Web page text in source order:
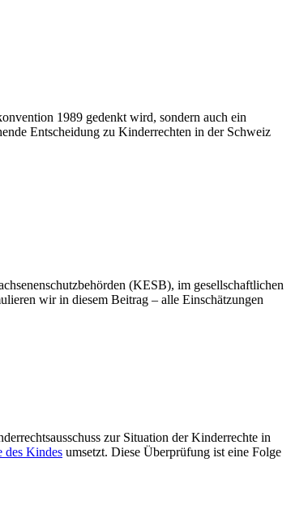
1989 gedenkt wird, sondern auch ein
Entscheidung zu Kinderrechten in der Schweiz
(KESB), im gesellschaftlichen
wir in diesem Beitrag – alle Einschätzungen
zur Situation der Kinderrechte in
des Kindes umsetzt. Diese Überprüfung ist eine Folge